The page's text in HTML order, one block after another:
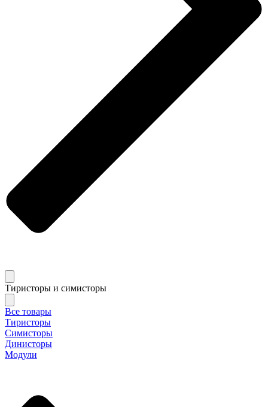
Тиристоры и симисторы
Все товары
Тиристоры
Симисторы
Динисторы
Модули